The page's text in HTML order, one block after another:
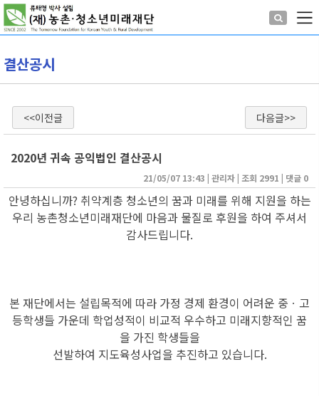
결산공시
<<이전글 다음글>>
2020년 귀속 공익법인 결산공시
21/05/07 13:43 | 관리자 | 조회 2991 | 댓글 0
안녕하십니까? 취약계층 청소년의 꿈과 미래를 위해 지원을 하는
우리 농촌청소년미래재단에 마음과 물질로 후원을 하여 주셔서
감사드립니다.
본 재단에서는 설립목적에 따라 가정 경제 환경이 어려운 중ㆍ고
등학생들 가운데 학업성적이 비교적 우수하고 미래지향적인 꿈
을 가진 학생들을
선발하여 지도육성사업을 추진하고 있습니다.